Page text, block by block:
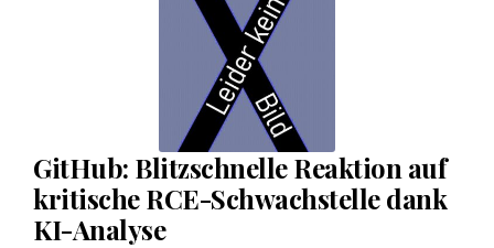
GitHub: Blitzschnelle Reaktion auf
kritische RCE-Schwachstelle dank
KI-Analyse